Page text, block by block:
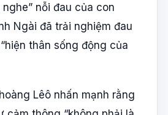
nỗi đau của con
Ngài đã trải nghiệm đau
thân sống động của
Lêô nhấn mạnh rằng